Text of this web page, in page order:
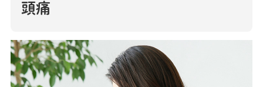
頭痛